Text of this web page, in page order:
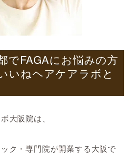
でFAGAにお悩みの方
いねヘアケアラボと
大阪院は、
ク・専門院が開業する大阪で